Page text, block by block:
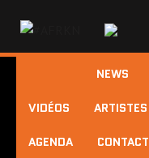
NEWS
VIDÉOS ARTISTES
AGENDA CONTACT